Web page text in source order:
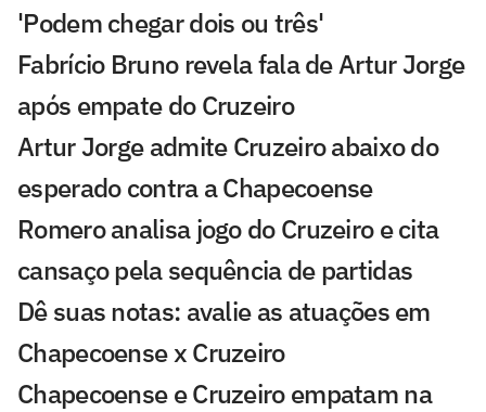
'Podem chegar dois ou três'
Fabrício Bruno revela fala de Artur Jorge
após empate do Cruzeiro
Artur Jorge admite Cruzeiro abaixo do
esperado contra a Chapecoense
Romero analisa jogo do Cruzeiro e cita
cansaço pela sequência de partidas
Dê suas notas: avalie as atuações em
Chapecoense x Cruzeiro
Chapecoense e Cruzeiro empatam na